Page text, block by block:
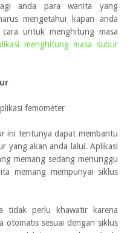
anda para wanita yang
mengetahui kapan anda
untuk menghitung masa
menghitung masa subur
ini tentunya dapat membantu
yang akan anda lalui. Aplikasi
memang sedang menunggu
memang mempunyai siklus
tidak perlu khawatir karena
otomatis sesuai dengan siklus